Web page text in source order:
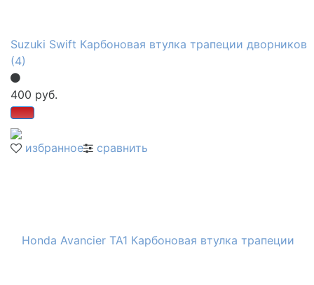
избранное сравнить
Suzuki Swift Карбоновая втулка трапеции дворников
(4)
400 руб.